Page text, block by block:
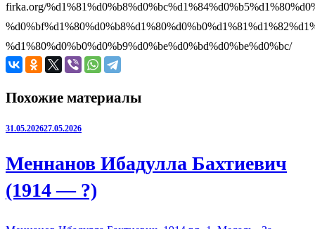
firka.org/
%d1%80%d0%b0%d0%b9%d0%be%d0%bd%d0%be%d0%bc/
Похожие материалы
31.05.202627.05.2026
Меннанов Ибадулла Бахтиевич
(1914 — ?)